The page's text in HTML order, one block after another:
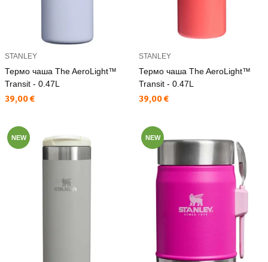
STANLEY
Термо чаша The AeroLight™
Transit - 0.47L
Текуща цена:
39,00 €
STANLEY
Термо чаша The AeroLight™
Transit - 0.47L
Текуща цена:
39,00 €
NEW NEW